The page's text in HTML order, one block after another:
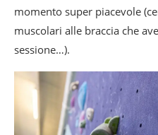
momento super piacevole
muscolari alle braccia che
sessione…).